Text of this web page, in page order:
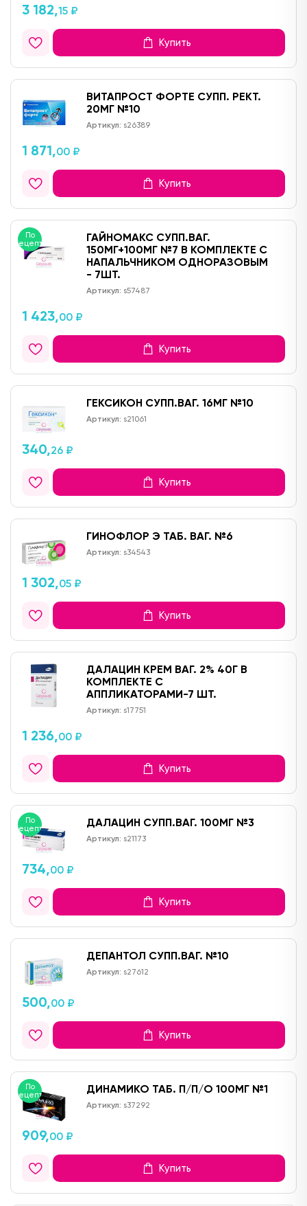
3 182,15 ₽
Купить
ВИТАПРОСТ ФОРТЕ СУПП. РЕКТ.
20МГ №10
Артикул: s26389
1 871,00 ₽
Купить
По
рецепту
ГАЙНОМАКС СУПП.ВАГ.
150МГ+100МГ №7 В КОМПЛЕКТЕ С
НАПАЛЬЧНИКОМ ОДНОРАЗОВЫМ
- 7ШТ.
Артикул: s57487
1 423,00 ₽
Купить
ГЕКСИКОН СУПП.ВАГ. 16МГ №10
Артикул: s21061
340,26 ₽
Купить
ГИНОФЛОР Э ТАБ. ВАГ. №6
Артикул: s34543
1 302,05 ₽
Купить
ДАЛАЦИН КРЕМ ВАГ. 2% 40Г В
КОМПЛЕКТЕ С
АППЛИКАТОРАМИ-7 ШТ.
Артикул: s17751
1 236,00 ₽
Купить
По
рецепту
ДАЛАЦИН СУПП.ВАГ. 100МГ №3
Артикул: s21173
734,00 ₽
Купить
ДЕПАНТОЛ СУПП.ВАГ. №10
Артикул: s27612
500,00 ₽
Купить
По
рецепту
ДИНАМИКО ТАБ. П/П/О 100МГ №1
Артикул: s37292
909,00 ₽
Купить